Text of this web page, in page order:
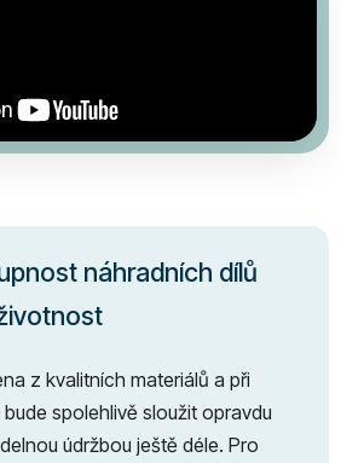
náhradních dílů
z kvalitních materiálů a při
spolehlivě sloužit opravdu
údržbou ještě déle. Pro